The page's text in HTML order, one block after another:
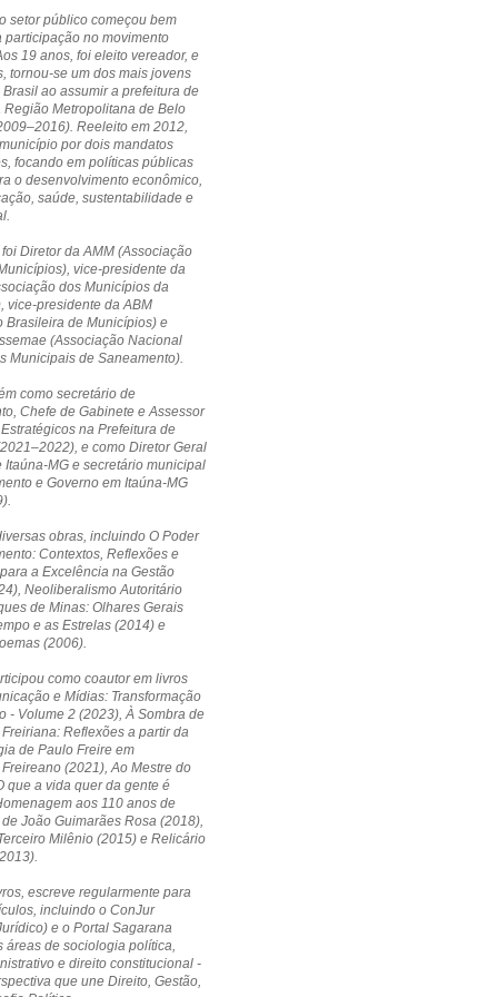
setor público começou bem
participação no movimento
19 anos, foi eleito vereador, e
tornou-se um dos mais jovens
ao assumir a prefeitura de
Região Metropolitana de Belo
Reeleito em 2012,
por dois mandatos
focando em políticas públicas
o desenvolvimento econômico,
saúde, sustentabilidade e
Diretor da AMM (Associação
vice-presidente da
dos Municípios da
vice-presidente da ABM
Brasileira de Municípios) e
(Associação Nacional
Municipais de Saneamento).
como secretário de
Chefe de Gabinete e Assessor
na Prefeitura de
e como Diretor Geral
Itaúna-MG e secretário municipal
e Governo em Itaúna-MG
obras, incluindo O Poder
Contextos, Reflexões e
a Excelência na Gestão
Neoliberalismo Autoritário
de Minas: Olhares Gerais
e as Estrelas (2014) e
(2006).
como coautor em livros
e Mídias: Transformação
- Volume 2 (2023), À Sombra de
Reflexões a partir da
de Paulo Freire em
(2021), Ao Mestre do
que a vida quer da gente é
aos 110 anos de
João Guimarães Rosa (2018),
Milênio (2015) e Relicário
escreve regularmente para
incluindo o ConJur
e o Portal Sagarana
áreas de sociologia política,
e direito constitucional -
que une Direito, Gestão,